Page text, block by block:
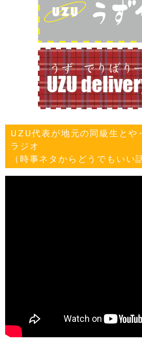
UZU代表が地元の同級生と
ラジオ
（時事ネタからどうでもいい